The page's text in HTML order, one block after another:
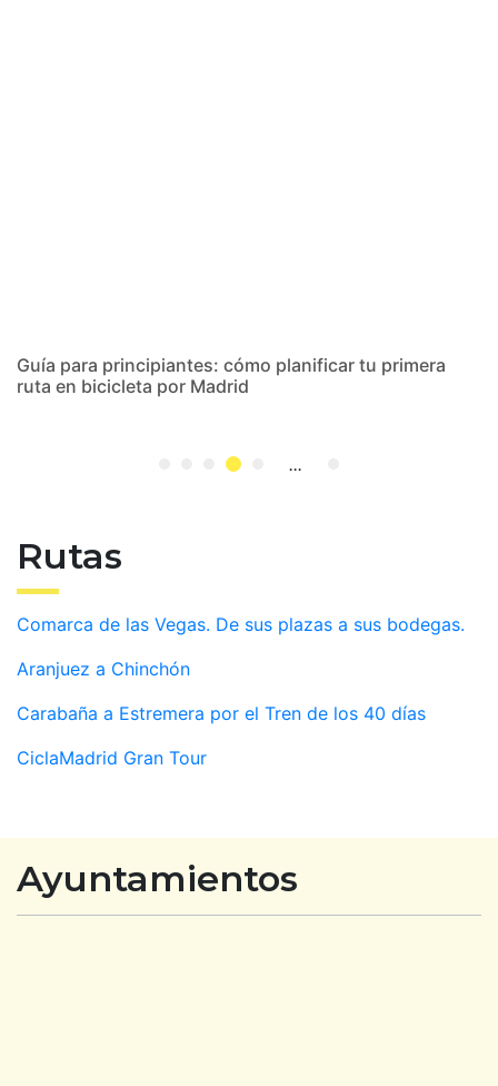
Guía para principiantes: cómo planificar tu primera
ruta en bicicleta por Madrid
...
Rutas
Comarca de las Vegas. De sus plazas a sus bodegas.
Aranjuez a Chinchón
Carabaña a Estremera por el Tren de los 40 días
CiclaMadrid Gran Tour
Ayuntamientos